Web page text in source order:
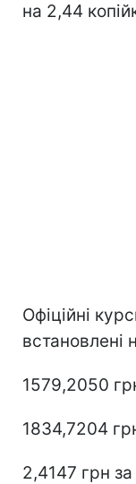
на 2,44
Офіційні
встановлені
1579,2050
1834,7204
2,4147 грн